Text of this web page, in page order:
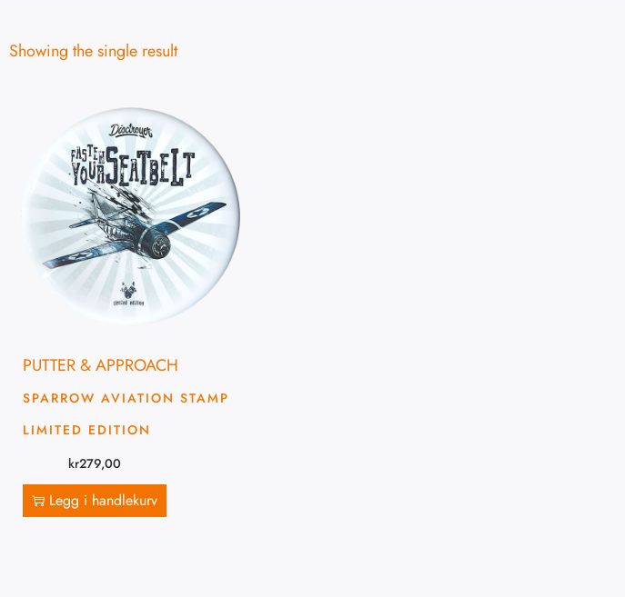
Showing the single result
PUTTER & APPROACH
SPARROW AVIATION STAMP
LIMITED EDITION
kr279,00
Legg i handlekurv